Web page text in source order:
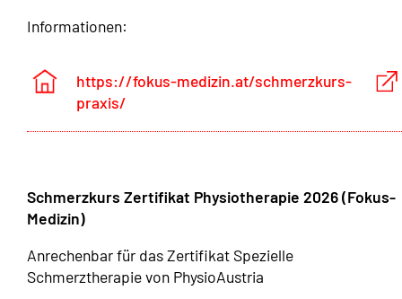
Informationen:
https://fokus-medizin.at/schmerzkurs-
praxis/
Schmerzkurs Zertifikat Physiotherapie 2026 (Fokus-
Medizin)
Anrechenbar für das Zertifikat Spezielle
Schmerztherapie von PhysioAustria